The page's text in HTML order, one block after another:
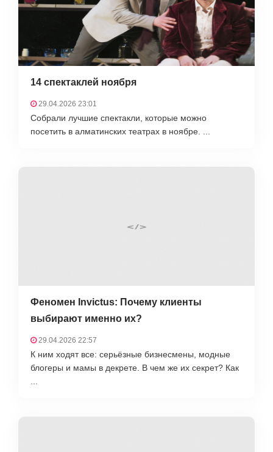
14 спектаклей ноября
29.04.2026 23:01
Собрали лучшие спектакли, которые можно
посетить в алматинских театрах в ноябре. ...
Феномен Invictus: Почему клиенты
выбирают именно их?
29.04.2026 22:57
К ним ходят все: серьёзные бизнесмены, модные
блогеры и мамы в декрете. В чем же их секрет? Как